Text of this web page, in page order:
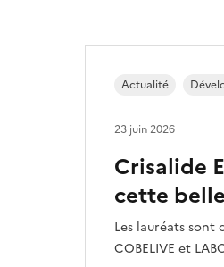
Crisalide
cette
Les lauréats sont
COBELIVE et
Actualité
23 juin 2026